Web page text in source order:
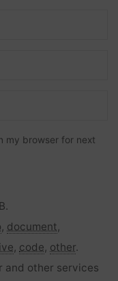
my browser for next
, document,
, code, other.
and other services